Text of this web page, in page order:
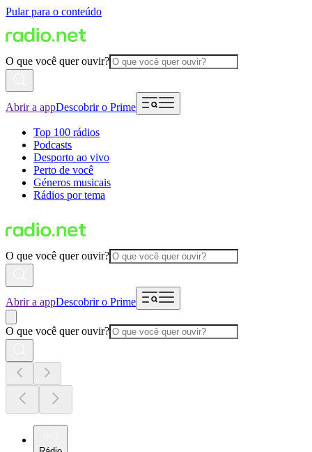
Pular para o conteúdo
O que você quer ouvir?
Abrir a appDescobrir o Prime
Top 100 rádios
Podcasts
Desporto ao vivo
Perto de você
Géneros musicais
Rádios por tema
O que você quer ouvir?
Abrir a appDescobrir o Prime
O que você quer ouvir?